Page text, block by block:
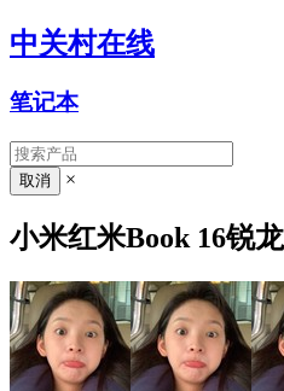
中关村在线
笔记本
×
小米红米Book 16锐